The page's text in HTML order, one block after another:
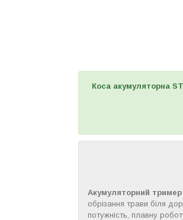
Коса акумуляторна
Акумуляторний
обрізання трави біля
потужність, плавну